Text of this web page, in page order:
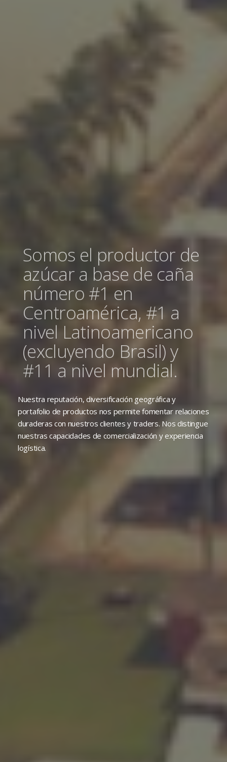
Somos el productor de
azúcar a base de caña
número #1 en
Centroamérica, #1 a
nivel Latinoamericano
(excluyendo Brasil) y
#11 a nivel mundial.
Nuestra reputación, diversificación geográfica y
portafolio de productos nos permite fomentar relaciones
duraderas con nuestros clientes y traders. Nos distingue
nuestras capacidades de comercialización y experiencia
logística.